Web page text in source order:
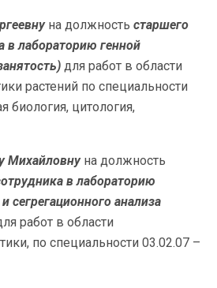
на должность старшего
в лабораторию генной
для работ в области
растений по специальности
биология, цитология,
Михайловну на должность
в лабораторию
сегрегационного анализа
работ в области
по специальности 03.02.07 –